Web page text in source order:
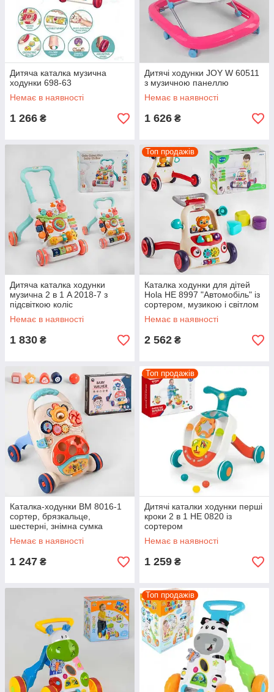
Дитяча каталка музична
ходунки 698-63
Немає в наявності
1 266 ₴
Дитячі ходунки JOY W 60511
з музичною панеллю
Немає в наявності
1 626 ₴
Дитяча каталка ходунки
музична 2 в 1 A 2018-7 з
підсвіткою коліс
Немає в наявності
1 830 ₴
Топ продажів
Каталка ходунки для дітей
Hola НЕ 8997 "Автомобіль" із
сортером, музикою і світлом
Немає в наявності
2 562 ₴
Каталка-ходунки BM 8016-1
сортер, брязкальце,
шестерні, знімна сумка
Немає в наявності
1 247 ₴
Топ продажів
Дитячі каталки ходунки перші
кроки 2 в 1 НЕ 0820 із
сортером
Немає в наявності
1 259 ₴
Топ продажів